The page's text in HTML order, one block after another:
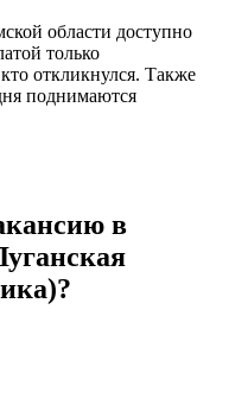
области доступно
только
откликнулся. Также
поднимаются
в